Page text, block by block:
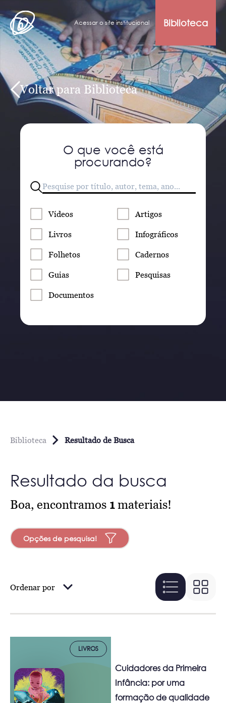
Acessar o site institucional Biblioteca
Voltar para Biblioteca
O que você está
procurando?
Vídeos Artigos
Livros Infográficos
Folhetos Cadernos
Guias Pesquisas
Documentos
Biblioteca Resultado de Busca
Resultado da busca
Boa, encontramos 1materiais!
Opções de pesquisa!
Ordenar por
LIVROS
Cuidadores da Primeira
Infância: por uma
formação de qualidade